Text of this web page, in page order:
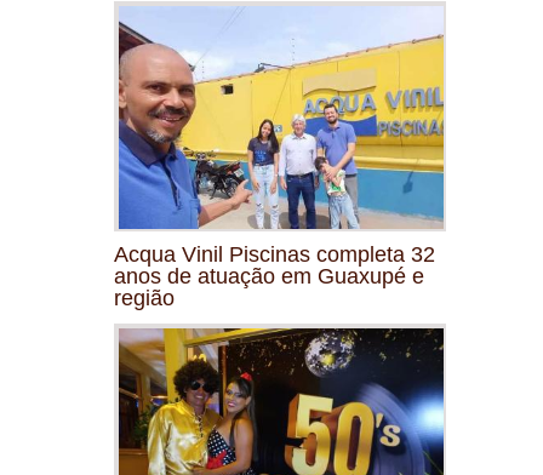
Acqua Vinil Piscinas completa 32
anos de atuação em Guaxupé e
região